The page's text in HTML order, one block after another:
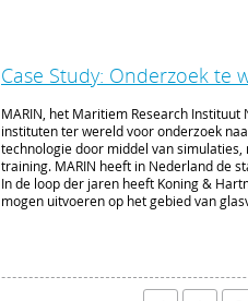
Case Study: Onderzoek te
MARIN, het Maritiem Research
instituten ter wereld voor onderzoek
technologie door middel van
training. MARIN heeft in Nederland de
In de loop der jaren heeft Koning &
mogen uitvoeren op het gebied van